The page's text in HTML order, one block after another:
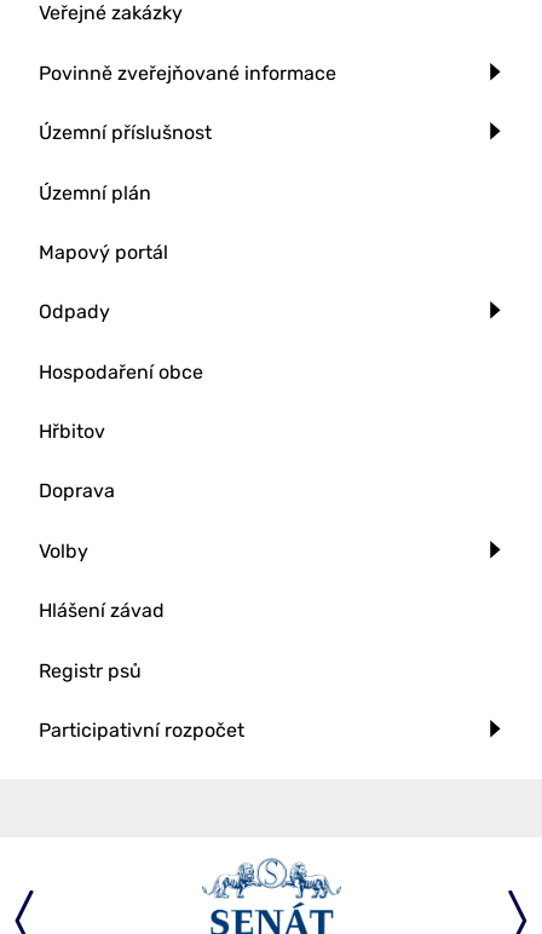
Veřejné zakázky
Povinně zveřejňované informace
Územní příslušnost
Územní plán
Mapový portál
Odpady
Hospodaření obce
Hřbitov
Doprava
Volby
Hlášení závad
Registr psů
Participativní rozpočet